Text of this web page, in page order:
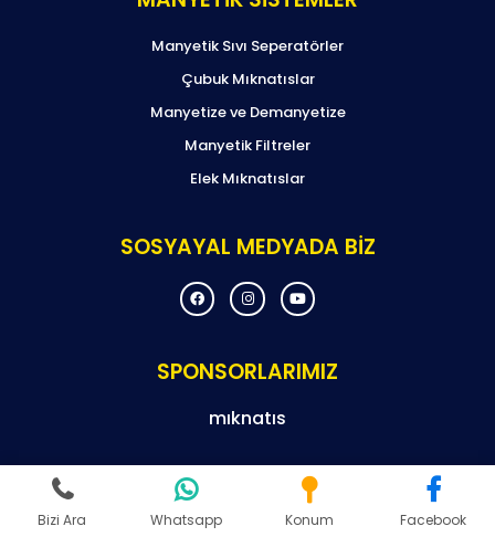
Manyetik Sıvı Seperatörler
Çubuk Mıknatıslar
Manyetize ve Demanyetize
Manyetik Filtreler
Elek Mıknatıslar
SOSYAYAL MEDYADA BİZ
F
a
c
o
o
I
n
s
g
r
Y
o
u
b
e
SPONSORLARIMIZ
mıknatıs
© Copyright By 2024 Magneteksan – Tüm Hakları Saklıdır.
Bizi Ara Whatsapp Konum Facebook